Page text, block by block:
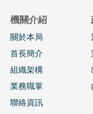
機關介紹
關於本局
首長簡介
組織架構
業務職掌
聯絡資訊